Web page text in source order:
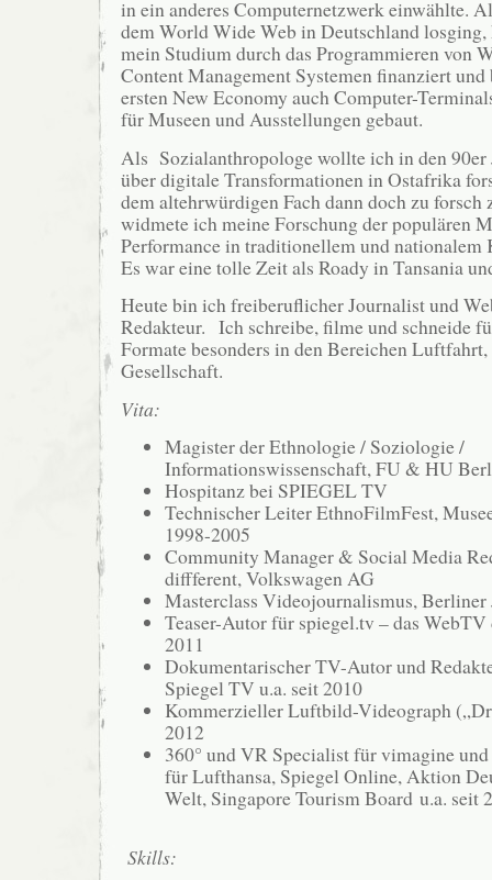
in ein anderes Computernetzwerk einwählte.
dem World Wide Web in Deutschland
mein Studium durch das Programmieren von
Content Management Systemen finanziert und
ersten New Economy auch Computer-
für Museen und Ausstellungen gebaut.
Als Sozialanthropologe wollte ich in den 90er
über digitale Transformationen in Ostafrika
dem altehrwürdigen Fach dann doch zu forsch
widmete ich meine Forschung der populären
Performance in traditionellem und
Es war eine tolle Zeit als Roady in Tansania
Heute bin ich freiberuflicher Journalist und
Redakteur. Ich schreibe, filme und schneide
Formate besonders in den Bereichen
Gesellschaft.
Vita:
Magister der Ethnologie / Soziologie /
Informationswissenschaft, FU & HU
Hospitanz bei SPIEGEL TV
Technischer Leiter EthnoFilmFest,
1998-2005
Community Manager & Social Media
diffferent, Volkswagen AG
Masterclass Videojournalismus, Berliner
Teaser-Autor für spiegel.tv – das WebTV
2011
Dokumentarischer TV-Autor und
Spiegel TV u.a. seit 2010
Kommerzieller Luftbild-Videograph
2012
360° und VR Specialist für vimagine
für Lufthansa, Spiegel Online, Aktion
Welt, Singapore Tourism Board u.a. seit
Skills: